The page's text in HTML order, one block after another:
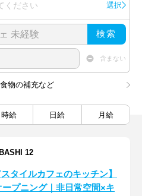
ください 選択
検索
含まない
物の補充など
時給 日給 月給
12
スタイルカフェのキッチン】
ープニング｜非日常空間×キ